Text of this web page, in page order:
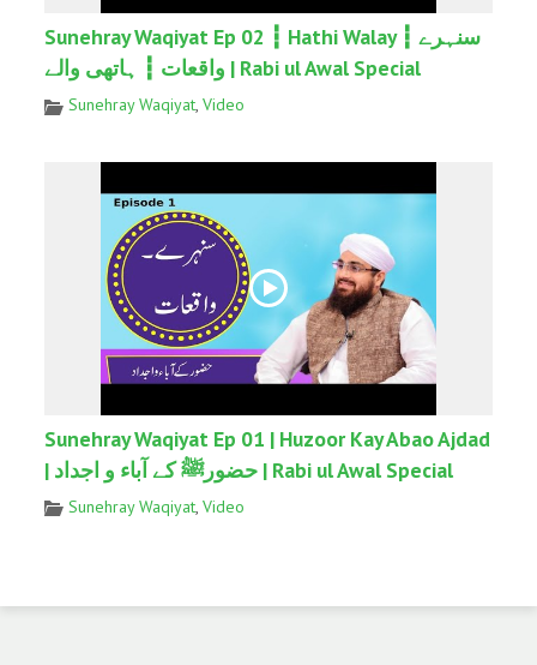
Sunehray Waqiyat Ep 02 ┇ Hathi Walay ┇ سنہرے
واقعات ┇ ہاتھی والے | Rabi ul Awal Special
Sunehray Waqiyat, Video
Sunehray Waqiyat Ep 01 | Huzoor Kay Abao Ajdad
| حضورﷺ کے آباء و اجداد | Rabi ul Awal Special
Sunehray Waqiyat, Video